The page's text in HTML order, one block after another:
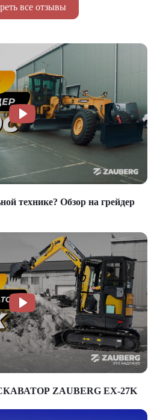
все отзывы
технике? Обзор на грейдер
ZAUBERG EX-27K